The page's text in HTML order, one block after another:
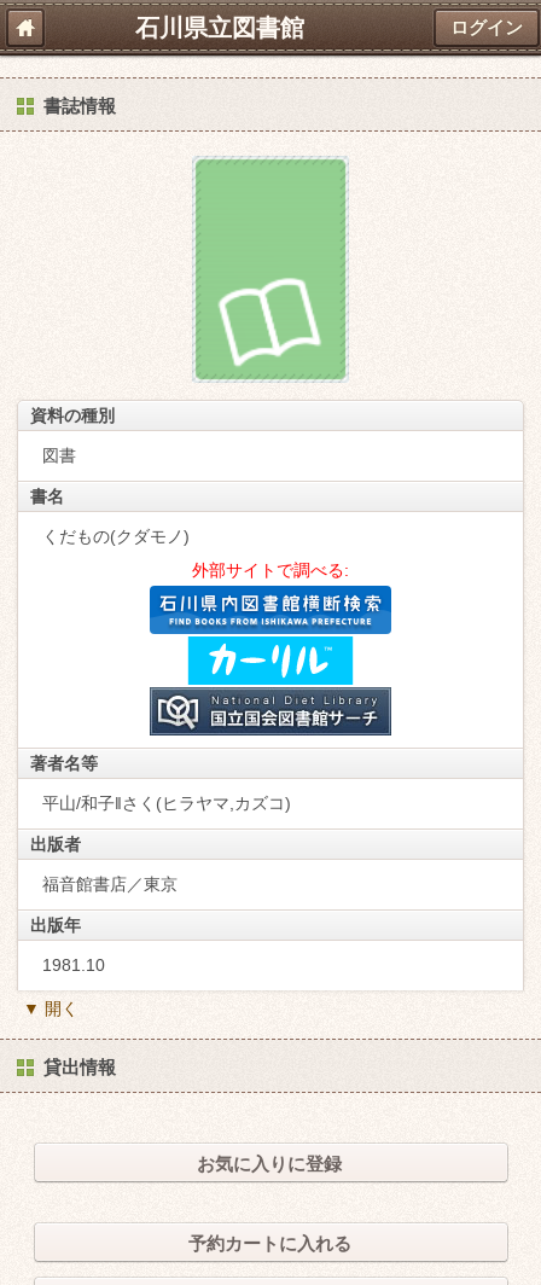
石川県立図書館 ログイン
書誌情報
資料の種別
図書
書名
くだもの(クダモノ)
外部サイトで調べる:
著者名等
平山/和子‖さく(ヒラヤマ,カズコ)
出版者
福音館書店／東京
出版年
1981.10
▼ 開く
貸出情報
お気に入りに登録
予約カートに入れる